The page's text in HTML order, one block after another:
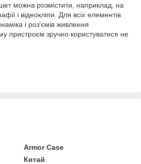
можна розмістити, наприклад, на
і відеокліпи. Для всіх елементів
і роз'ємів живлення
пристроєм зручно користуватися не
Armor Case
Китай